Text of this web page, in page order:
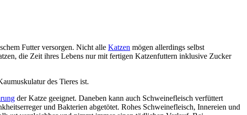
Futter versorgen. Nicht alle Katzen mögen allerdings selbst
die Zeit ihres Lebens nur mit fertigen Katzenfuttern inklusive Zucker
des Tieres ist.
der Katze geeignet. Daneben kann auch Schweinefleisch verfüttert
und Bakterien abgetötet. Rohes Schweinefleisch, Innereien und